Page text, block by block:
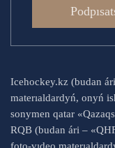
Icehockey.kz (budan ári
materıaldardyń, onyń
sonymen qatar
RQB (budan ári –